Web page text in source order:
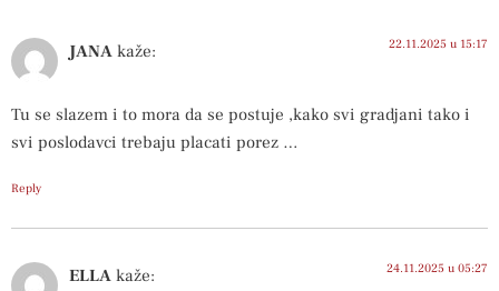
JANA kaže: 22.11.2025 u 15:17
Tu se slazem i to mora da se postuje ,kako svi gradjani tako i
svi poslodavci trebaju placati porez …
Reply
ELLA kaže: 24.11.2025 u 05:27